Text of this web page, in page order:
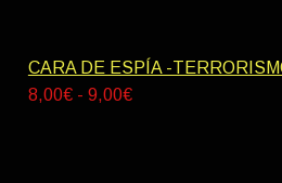
CARA DE ESPÍA -
8,00€ - 9,00€Rango